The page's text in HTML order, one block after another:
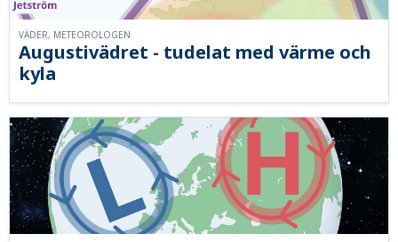
Augustivädret - tudelat med värme och
kyla
VÄDER, METEOROLOGEN